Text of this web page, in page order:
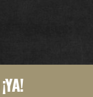
¡YA!